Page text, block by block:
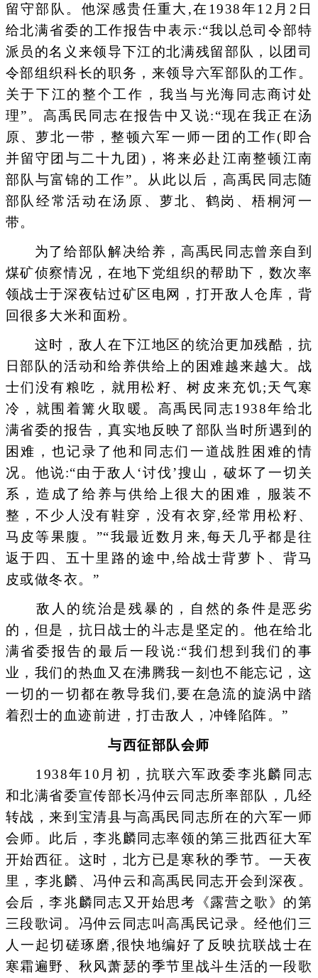
留守部队。他深感贵任重大,在1938年12月2日
给北满省委的工作报告中表示:“我以总司令部特
派员的名义来领导下江的北满残留部队，以团司
令部组织科长的职务，来领导六军部队的工作。
关于下江的整个工作，我当与光海同志商讨处
理”。高禹民同志在报告中又说:“现在我正在汤
原、萝北一带，整顿六军一师一团的工作(即合
并留守团与二十九团)，将来必赴江南整顿江南
部队与富锦的工作”。从此以后，高禹民同志随
部队经常活动在汤原、萝北、鹤岗、梧桐河一
带。
为了给部队解决给养，高禹民同志曾亲自到
煤矿侦察情况，在地下党组织的帮助下，数次率
领战士于深夜钻过矿区电网，打开敌人仓库，背
回很多大米和面粉。
这时，敌人在下江地区的统治更加残酷，抗
日部队的活动和给养供给上的困难越来越大。战
士们没有粮吃，就用松籽、树皮来充饥;天气寒
冷，就围着篝火取暖。高禹民同志1938年给北
满省委的报告，真实地反映了部队当时所遇到的
困难，也记录了他和同志们一道战胜困难的情
况。他说:“由于敌人‘讨伐’搜山，破坏了一切关
系，造成了给养与供给上很大的困难，服装不
整，不少人没有鞋穿，没有衣穿,经常用松籽、
马皮等果腹。”“我最近数月来,每天几乎都是往
返于四、五十里路的途中,给战士背萝卜、背马
皮或做冬衣。”
敌人的统治是残暴的，自然的条件是恶劣
的，但是，抗日战士的斗志是坚定的。他在给北
满省委报告的最后一段说:“我们想到我们的事
业，我们的热血又在沸腾我一刻也不能忘记，这
一切的一切都在教导我们,要在急流的旋涡中踏
着烈士的血迹前进，打击敌人，冲锋陷阵。”
与西征部队会师
1938年10月初，抗联六军政委李兆麟同志
和北满省委宣传部长冯仲云同志所率部队，几经
转战，来到宝清县与高禹民同志所在的六军一师
会师。此后，李兆麟同志率领的第三批西征大军
开始西征。这时，北方已是寒秋的季节。一天夜
里，李兆麟、冯仲云和高禹民同志开会到深夜。
会后，李兆麟同志又开始思考《露营之歌》的第
三段歌词。冯仲云同志叫高禹民记录。经他们三
人一起切磋琢磨,很快地编好了反映抗联战士在
寒霜遍野、秋风萧瑟的季节里战斗生活的一段歌